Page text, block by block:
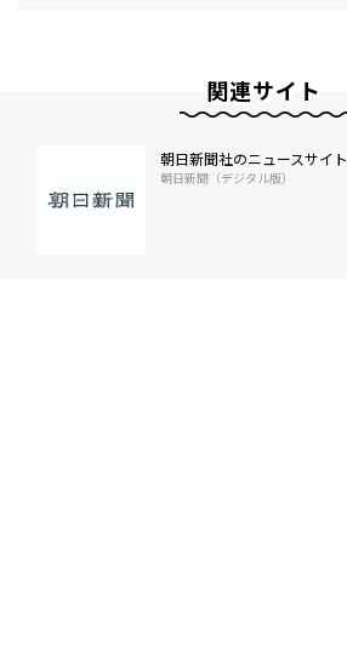
関連サイト
朝日新聞社のニュースサイト
朝日新聞（デジタル版）